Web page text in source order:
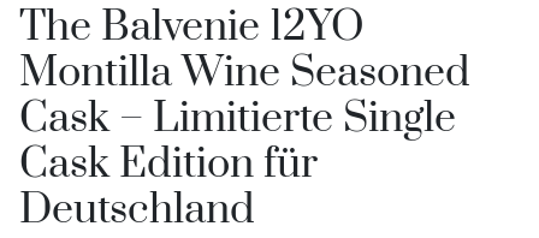
The Balvenie 12YO
Montilla Wine Seasoned
Cask – Limitierte Single
Cask Edition für
Deutschland